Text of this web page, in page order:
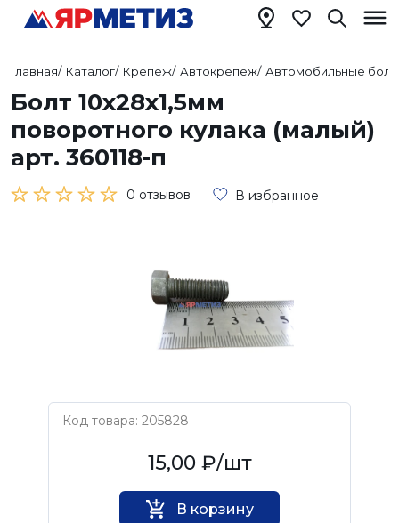
Главная/ Каталог/ Крепеж/ Автокрепеж/ Автомобильные
Болт 10х28х1,5мм
поворотного кулака (малый)
арт. 360118-п
0 отзывов В избранное
Код товара: 205828
Нет бренда15,00 ₽/шт
В корзину